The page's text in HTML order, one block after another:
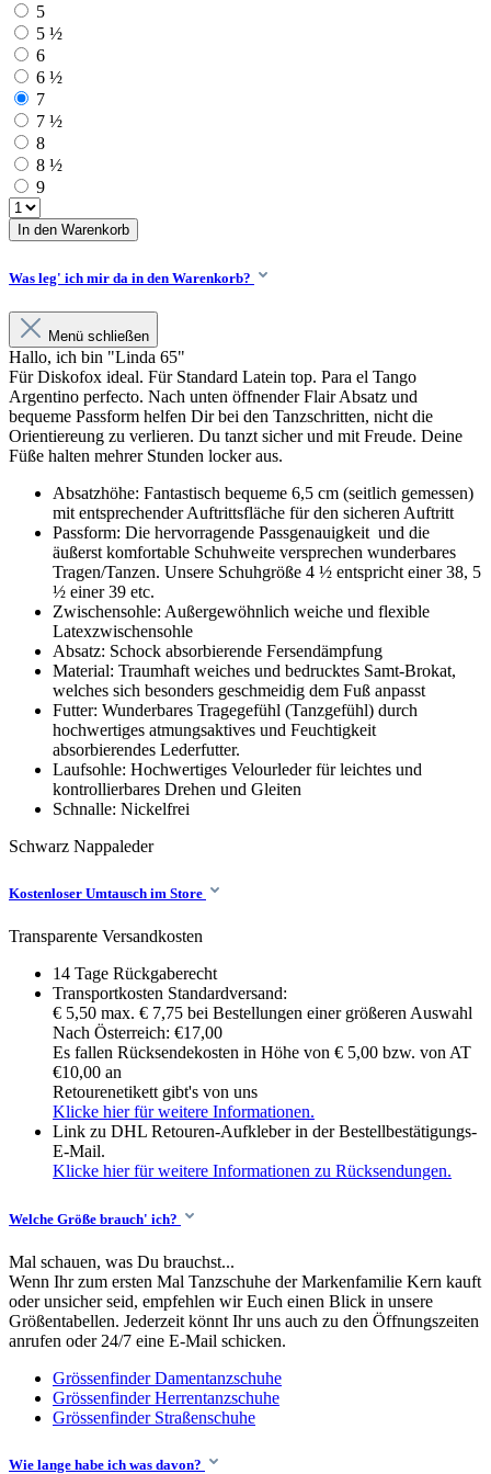
5
5 ½
6
6 ½
7
7 ½
8
8 ½
9
In den Warenkorb
Was leg' ich mir da in den Warenkorb?
Menü schließen
Hallo, ich bin "Linda 65"
Für Diskofox ideal. Für Standard Latein top. Para el Tango
Argentino perfecto. Nach unten öffnender Flair Absatz und
bequeme Passform helfen Dir bei den Tanzschritten, nicht die
Orientiereung zu verlieren. Du tanzt sicher und mit Freude. Deine
Füße halten mehrer Stunden locker aus.
Absatzhöhe: Fantastisch bequeme 6,5 cm (seitlich gemessen)
mit entsprechender Auftrittsfläche für den sicheren Auftritt
Passform: Die hervorragende Passgenauigkeit und die
äußerst komfortable Schuhweite versprechen wunderbares
Tragen/Tanzen. Unsere Schuhgröße 4 ½ entspricht einer 38, 5
½ einer 39 etc.
Zwischensohle: Außergewöhnlich weiche und flexible
Latexzwischensohle
Absatz: Schock absorbierende Fersendämpfung
Material: Traumhaft weiches und bedrucktes Samt-Brokat,
welches sich besonders geschmeidig dem Fuß anpasst
Futter: Wunderbares Tragegefühl (Tanzgefühl) durch
hochwertiges atmungsaktives und Feuchtigkeit
absorbierendes Lederfutter.
Laufsohle: Hochwertiges Velourleder für leichtes und
kontrollierbares Drehen und Gleiten
Schnalle: Nickelfrei
Schwarz Nappaleder
Kostenloser Umtausch im Store
Transparente Versandkosten
14 Tage Rückgaberecht
Transportkosten Standardversand:
€ 5,50 max. € 7,75 bei Bestellungen einer größeren Auswahl
Nach Österreich: €17,00
Es fallen Rücksendekosten in Höhe von € 5,00 bzw. von AT
€10,00 an
Retourenetikett gibt's von uns
Klicke hier für weitere Informationen.
Link zu DHL Retouren-Aufkleber in der Bestellbestätigungs-
E-Mail.
Klicke hier für weitere Informationen zu Rücksendungen.
Welche Größe brauch' ich?
Mal schauen, was Du brauchst...
Wenn Ihr zum ersten Mal Tanzschuhe der Markenfamilie Kern kauft
oder unsicher seid, empfehlen wir Euch einen Blick in unsere
Größentabellen. Jederzeit könnt Ihr uns auch zu den Öffnungszeiten
anrufen oder 24/7 eine E-Mail schicken.
Grössenfinder Damentanzschuhe
Grössenfinder Herrentanzschuhe
Grössenfinder Straßenschuhe
Wie lange habe ich was davon?